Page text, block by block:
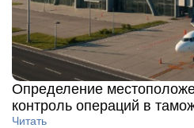
Определение
контроль операций в
Читать